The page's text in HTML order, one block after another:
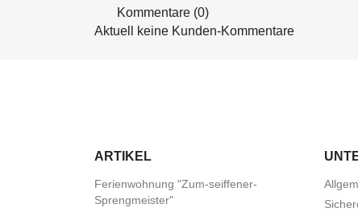
Kommentare (0)
Aktuell keine Kunden-Kommentare
ARTIKEL
Ferienwohnung "Zum-seiffener-
Sprengmeister"